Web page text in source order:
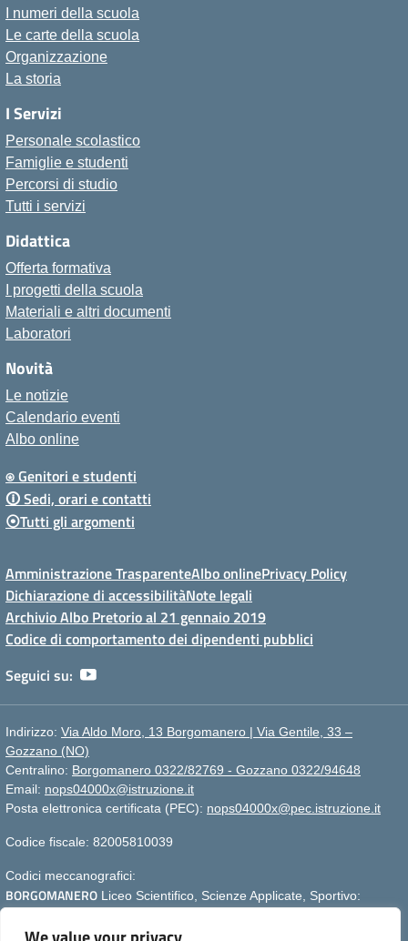
I numeri della scuola
Le carte della scuola
Organizzazione
La storia
I Servizi
Personale scolastico
Famiglie e studenti
Percorsi di studio
Tutti i servizi
Didattica
Offerta formativa
I progetti della scuola
Materiali e altri documenti
Laboratori
Novità
Le notizie
Calendario eventi
Albo online
⍟ Genitori e studenti
🛈 Sedi, orari e contatti
⦿Tutti gli argomenti
Amministrazione TrasparenteAlbo onlinePrivacy Policy
Dichiarazione di accessibilitàNote legali
Archivio Albo Pretorio al 21 gennaio 2019
Codice di comportamento dei dipendenti pubblici
Seguici su:
Indirizzo: Via Aldo Moro, 13 Borgomanero | Via Gentile, 33 –
Gozzano (NO)
Centralino: Borgomanero 0322/82769 - Gozzano 0322/94648
Email: nops04000x@istruzione.it
Posta elettronica certificata (PEC): nops04000x@pec.istruzione.it
Codice fiscale: 82005810039
Codici meccanografici:
BORGOMANERO Liceo Scientifico, Scienze Applicate, Sportivo:
GOZZANOLiceo Linguistico e Scienze Umane :